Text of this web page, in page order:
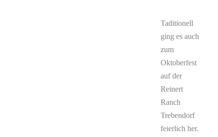
Taditionell
ging es auch
zum
Oktoberfest
auf der
Reinert
Ranch
Trebendorf
feierlich her.